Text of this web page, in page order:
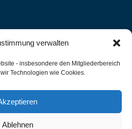
verwalten
- insbesondere den Mitgliederbereich
Technologien wie Cookies.
Ablehnen